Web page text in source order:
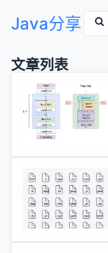
Java分享
文章列表